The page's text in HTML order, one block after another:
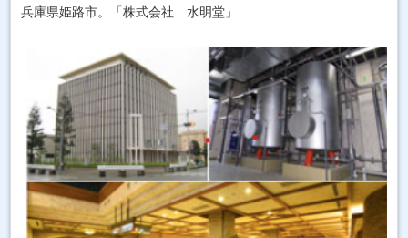
兵庫県姫路市。「株式会社 水明堂」